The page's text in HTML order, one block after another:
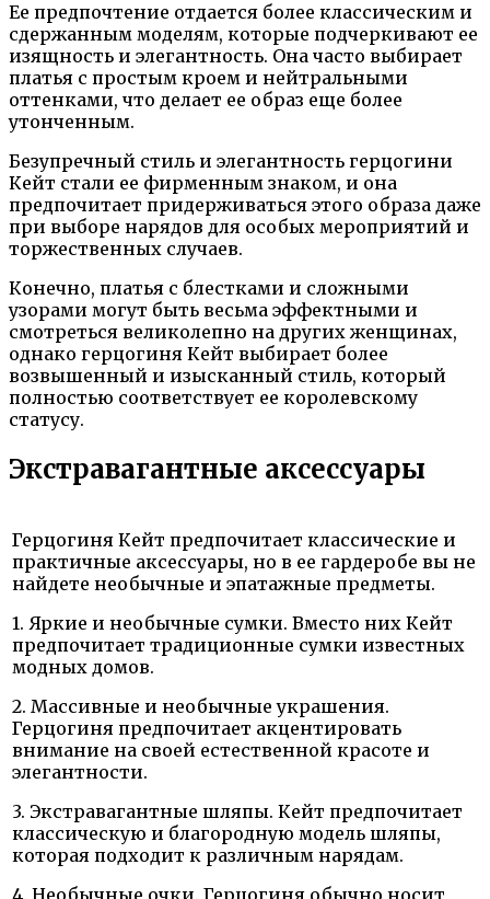
Ее предпочтение отдается более классическим и
сдержанным моделям, которые подчеркивают ее
изящность и элегантность. Она часто выбирает
платья с простым кроем и нейтральными
оттенками, что делает ее образ еще более
утонченным.
Безупречный стиль и элегантность герцогини
Кейт стали ее фирменным знаком, и она
предпочитает придерживаться этого образа даже
при выборе нарядов для особых мероприятий и
торжественных случаев.
Конечно, платья с блестками и сложными
узорами могут быть весьма эффектными и
смотреться великолепно на других женщинах,
однако герцогиня Кейт выбирает более
возвышенный и изысканный стиль, который
полностью соответствует ее королевскому
статусу.
Экстравагантные аксессуары
Герцогиня Кейт предпочитает классические и
практичные аксессуары, но в ее гардеробе вы не
найдете необычные и эпатажные предметы.
1. Яркие и необычные сумки. Вместо них Кейт
предпочитает традиционные сумки известных
модных домов.
2. Массивные и необычные украшения.
Герцогиня предпочитает акцентировать
внимание на своей естественной красоте и
элегантности.
3. Экстравагантные шляпы. Кейт предпочитает
классическую и благородную модель шляпы,
которая подходит к различным нарядам.